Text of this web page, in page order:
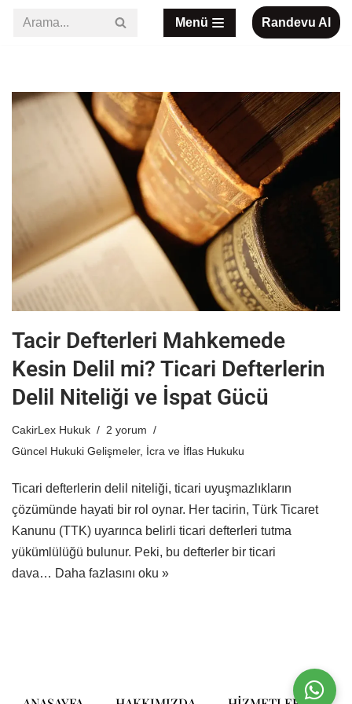
Menü Randevu Al
Tacir Defterleri Mahkemede
Kesin Delil mi? Ticari Defterlerin
Delil Niteliği ve İspat Gücü
CakirLex Hukuk
2 yorum
Güncel Hukuki Gelişmeler, İcra ve İflas Hukuku
Ticari defterlerin delil niteliği, ticari uyuşmazlıkların
çözümünde hayati bir rol oynar. Her tacirin, Türk Ticaret
Kanunu (TTK) uyarınca belirli ticari defterleri tutma
yükümlülüğü bulunur. Peki, bu defterler bir ticari
dava… Daha fazlasını oku »